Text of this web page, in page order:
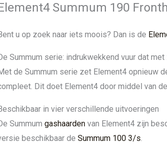
Summum 190
u op zoek naar iets moois? Dan is de
Summum serie: indrukwekkend vuur dat
de Summum serie zet Element4 opnieuw
Dit doet Element4 door middel van
in vier verschillende uitvoeringen
Summum gashaardenvan Element4 zijn
beschikbaar de Summum 100 3/s.